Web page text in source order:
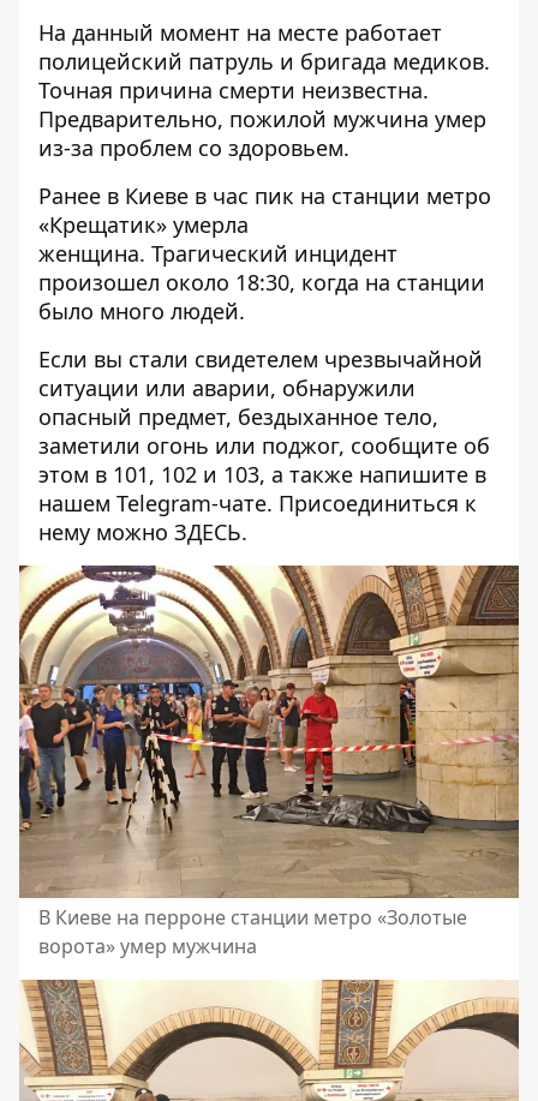
На данный момент на месте работает
полицейский патруль и бригада медиков.
Точная причина смерти неизвестна.
Предварительно, пожилой мужчина умер
из-за проблем со здоровьем.
Ранее в Киеве в час пик на станции метро
«Крещатик» умерла
женщина. Трагический инцидент
произошел около 18:30, когда на станции
было много людей.
Если вы стали свидетелем чрезвычайной
ситуации или аварии, обнаружили
опасный предмет, бездыханное тело,
заметили огонь или поджог, сообщите об
этом в 101, 102 и 103, а также напишите в
нашем Telegram-чате. Присоединиться к
нему можно ЗДЕСЬ.
В Киеве на перроне станции метро «Золотые
ворота» умер мужчина